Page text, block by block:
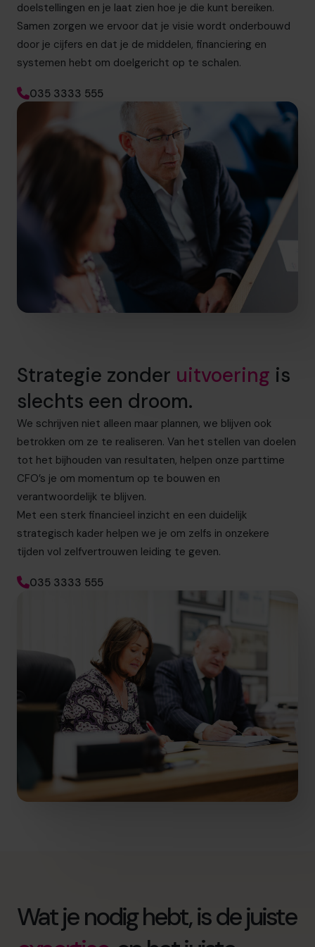
doelstellingen en je laat zien hoe je die kunt bereiken.
Samen zorgen we ervoor dat je visie wordt onderbouwd
door je cijfers en dat je de middelen, financiering en
systemen hebt om doelgericht op te schalen.
035 3333 555
Strategie zonder uitvoering is
slechts een droom.
We schrijven niet alleen maar plannen, we blijven ook
betrokken om ze te realiseren. Van het stellen van doelen
tot het bijhouden van resultaten, helpen onze parttime
CFO’s je om momentum op te bouwen en
verantwoordelijk te blijven.
Met een sterk financieel inzicht en een duidelijk
strategisch kader helpen we je om zelfs in onzekere
tijden vol zelfvertrouwen leiding te geven.
035 3333 555
Wat je nodig hebt, is de juiste